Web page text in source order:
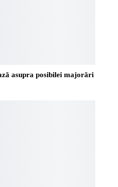
asupra posibilei majorări